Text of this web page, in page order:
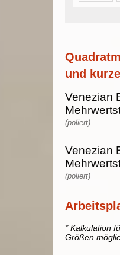
und
Venezian
(poliert)
Venezian
(poliert)
* Kalkulation
Größen